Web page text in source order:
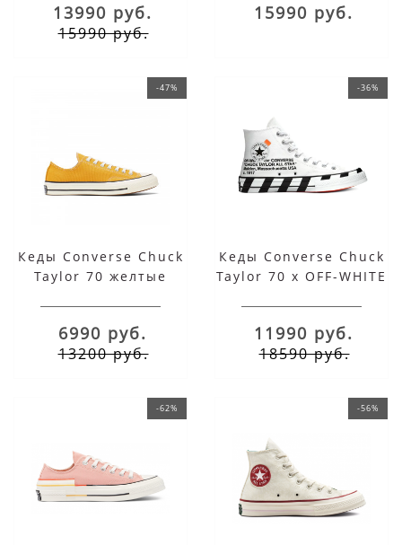
13990 руб.
15990 руб.
15990 руб.
-47%
Кеды Converse Chuck
Taylor 70 желтые
6990 руб.
13200 руб.
-36%
Кеды Converse Chuck
Taylor 70 x OFF-WHITE
11990 руб.
18590 руб.
-62% -56%